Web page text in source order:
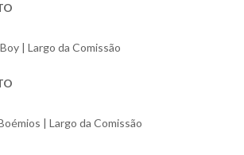
| Largo da Comissão
| Largo da Comissão